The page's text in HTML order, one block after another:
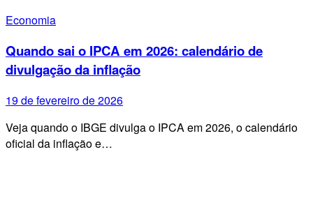
Economia
Quando sai o IPCA em 2026: calendário de
divulgação da inflação
19 de fevereiro de 2026
Veja quando o IBGE divulga o IPCA em 2026, o calendário
oficial da inflação e…